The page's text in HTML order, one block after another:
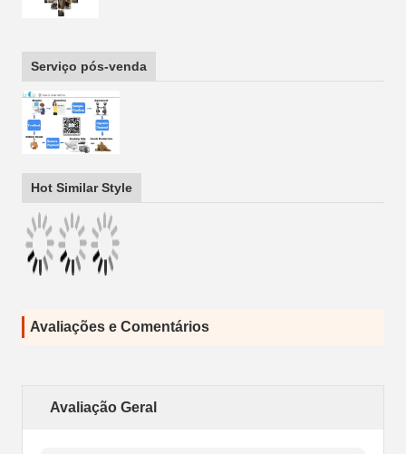
Serviço pós-venda
Hot Similar Style
Avaliações e Comentários
Avaliação Geral